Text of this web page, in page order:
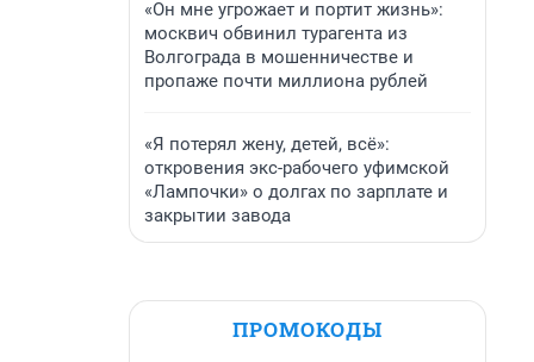
«Он мне угрожает и портит жизнь»:
москвич обвинил турагента из
Волгограда в мошенничестве и
пропаже почти миллиона рублей
«Я потерял жену, детей, всё»:
откровения экс-рабочего уфимской
«Лампочки» о долгах по зарплате и
закрытии завода
ПРОМОКОДЫ